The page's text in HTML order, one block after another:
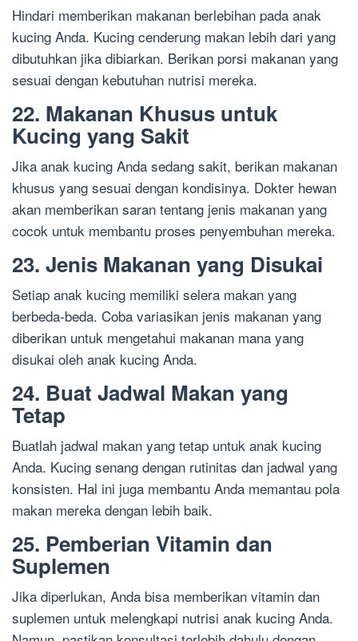
Hindari memberikan makanan berlebihan pada anak
kucing Anda. Kucing cenderung makan lebih dari yang
dibutuhkan jika dibiarkan. Berikan porsi makanan yang
sesuai dengan kebutuhan nutrisi mereka.
22. Makanan Khusus untuk
Kucing yang Sakit
Jika anak kucing Anda sedang sakit, berikan makanan
khusus yang sesuai dengan kondisinya. Dokter hewan
akan memberikan saran tentang jenis makanan yang
cocok untuk membantu proses penyembuhan mereka.
23. Jenis Makanan yang Disukai
Setiap anak kucing memiliki selera makan yang
berbeda-beda. Coba variasikan jenis makanan yang
diberikan untuk mengetahui makanan mana yang
disukai oleh anak kucing Anda.
24. Buat Jadwal Makan yang
Tetap
Buatlah jadwal makan yang tetap untuk anak kucing
Anda. Kucing senang dengan rutinitas dan jadwal yang
konsisten. Hal ini juga membantu Anda memantau pola
makan mereka dengan lebih baik.
25. Pemberian Vitamin dan
Suplemen
Jika diperlukan, Anda bisa memberikan vitamin dan
suplemen untuk melengkapi nutrisi anak kucing Anda.